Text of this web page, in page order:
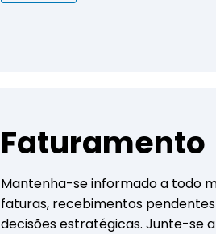
Faturamento
Mantenha-se informado a todo
faturas, recebimentos
decisões estratégicas. Junte-se